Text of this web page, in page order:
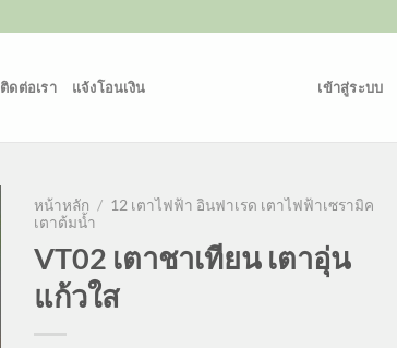
ติดต่อเรา แจ้งโอนเงิน เข้าสู่ระบบ
หน้าหลัก / 12 เตาไฟฟ้า อินฟาเรด เตาไฟฟ้าเซรามิค
เตาต้มน้ำ
VT02 เตาชาเทียน เตาอุ่น
แก้วใส